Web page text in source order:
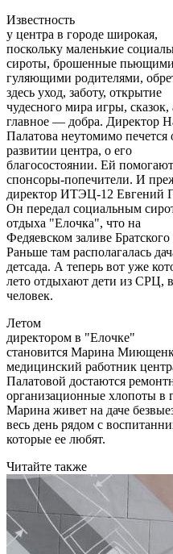
Известность
у центра в городе широкая,
поскольку маленькие
сироты, брошенные
гуляющими родителями,
здесь уход, заботу, открытие
чудесного мира игры, сказок,
главное — добра. Директор
Палатова неутомимо печется
развитии центра, о его
благосостоянии. Ей помогают
спонсоры-попечители. И
директор ИТЭЦ-12 Евгений
Он передал социальным
отдыха "Елочка", что на
Федяевском заливе
Раньше там располагалась
детсада. А теперь вот уже
лето отдыхают дети из СРЦ,
человек.
Летом
директором в "Елочке"
становится Марина
медицинский работник
Палатовой достаются
организационные хлопоты в
Марина живет на даче
весь день рядом с
которые ее любят.
Читайте также